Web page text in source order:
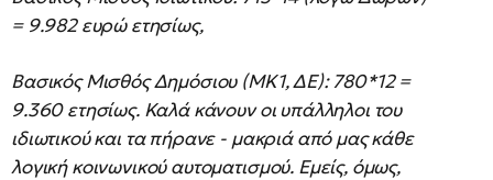
= 9.982 ευρώ ετησίως,
Βασικός Μισθός Δημόσιου (ΜΚ1, ΔΕ): 780*12 =
9.360 ετησίως. Καλά κάνουν οι υπάλληλοι του
ιδιωτικού και τα πήρανε - μακριά από μας κάθε
λογική κοινωνικού αυτοματισμού. Εμείς, όμως,